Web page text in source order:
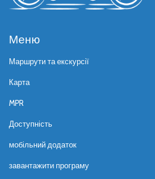
Меню
Маршрути та екскурсії
Карта
MPR
Доступність
мобільний додаток
завантажити програму